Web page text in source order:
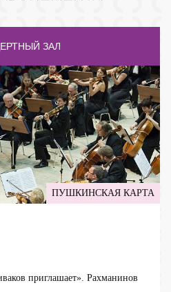
ЗАЛ
приглашает». Рахманинов
ПУШКИНСКАЯ КАРТА